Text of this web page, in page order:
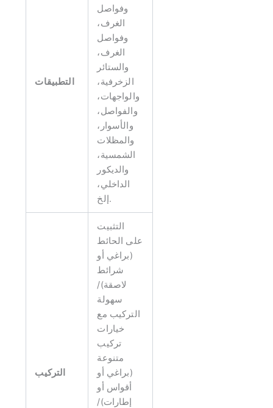
التطبيقات
وفواصل
الغرف،
وفواصل
الغرف،
والستائر
الزخرفية،
والواجهات،
والفواصل،
والأسوار،
والمظلات
الشمسية،
والديكور
الداخلي،
إلخ.
التركيب
التثبيت
على الحائط
(براغي أو
شرائط
لاصقة)/
سهولة
التركيب مع
خيارات
تركيب
متنوعة
(براغي أو
أقواس أو
إطارات)/